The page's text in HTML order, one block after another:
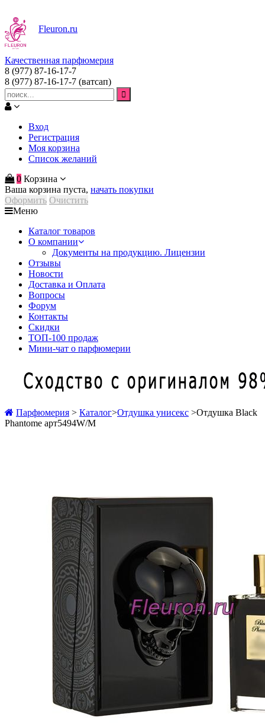
Fleuron.ru
Качественная парфюмерия
8 (977) 87-16-17-7
8 (977) 87-16-17-7 (ватсап)
Вход
Регистрация
Моя корзина
Список желаний
0 Корзина
Ваша корзина пуста, начать покупки
Оформить Очистить
Меню
Каталог товаров
О компании
Документы на продукцию. Лицензии
Отзывы
Новости
Доставка и Оплата
Вопросы
Форум
Контакты
Скидки
ТОП-100 продаж
Мини-чат о парфюмерии
Парфюмерия > Каталог>Отдушка унисекс >Отдушка Black
Phantome арт5494W/M